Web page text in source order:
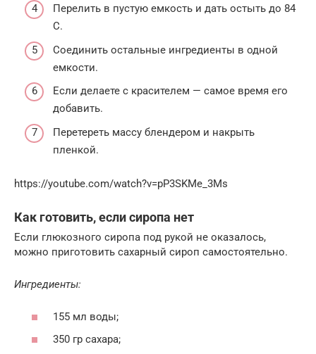
Перелить в пустую емкость и дать остыть до 84
С.
Соединить остальные ингредиенты в одной
емкости.
Если делаете с красителем — самое время его
добавить.
Перетереть массу блендером и накрыть
пленкой.
https://youtube.com/watch?v=pP3SKMe_3Ms
Как готовить, если сиропа нет
Если глюкозного сиропа под рукой не оказалось,
можно приготовить сахарный сироп самостоятельно.
Ингредиенты:
155 мл воды;
350 гр сахара;